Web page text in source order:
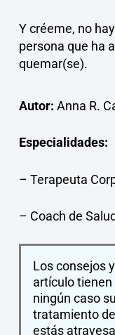
Y créeme, no
persona que ha
quemar(se).
Autor: Anna R.
Especialidades:
– Terapeuta
– Coach de
Los consejos
artículo
ningún caso
tratamiento
estás